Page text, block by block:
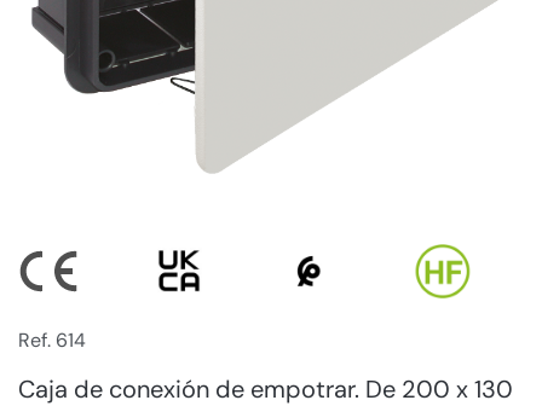
Ref. 614
Caja de conexión de empotrar. De 200 x 130